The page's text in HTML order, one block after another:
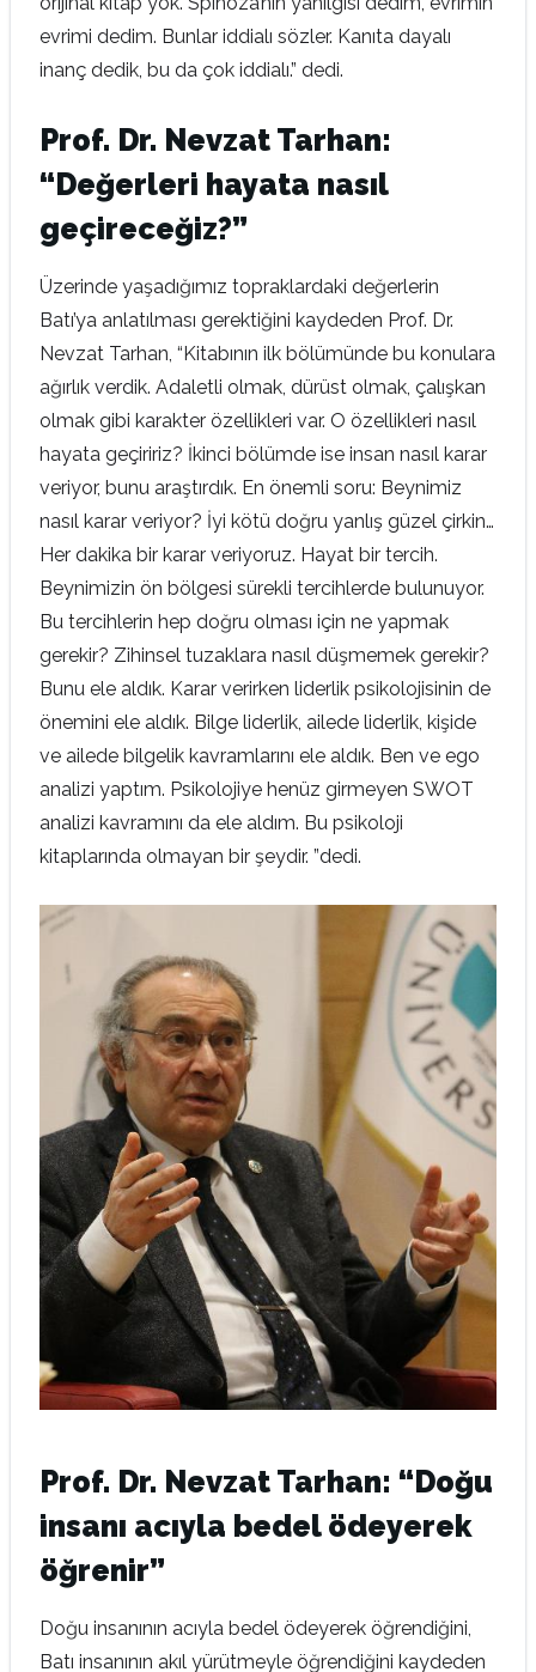
evrimi dedim. Bunlar iddialı sözler. Kanıta dayalı
inanç dedik, bu da çok iddialı.” dedi.
Prof. Dr. Nevzat Tarhan:
“Değerleri hayata nasıl
geçireceğiz?”
Üzerinde yaşadığımız topraklardaki değerlerin
Batı’ya anlatılması gerektiğini kaydeden Prof. Dr.
Nevzat Tarhan, “Kitabının ilk bölümünde bu konulara
ağırlık verdik. Adaletli olmak, dürüst olmak, çalışkan
olmak gibi karakter özellikleri var. O özellikleri nasıl
hayata geçiririz? İkinci bölümde ise insan nasıl karar
veriyor, bunu araştırdık. En önemli soru: Beynimiz
nasıl karar veriyor? İyi kötü doğru yanlış güzel çirkin…
Her dakika bir karar veriyoruz. Hayat bir tercih.
Beynimizin ön bölgesi sürekli tercihlerde bulunuyor.
Bu tercihlerin hep doğru olması için ne yapmak
gerekir? Zihinsel tuzaklara nasıl düşmemek gerekir?
Bunu ele aldık. Karar verirken liderlik psikolojisinin de
önemini ele aldık. Bilge liderlik, ailede liderlik, kişide
ve ailede bilgelik kavramlarını ele aldık. Ben ve ego
analizi yaptım. Psikolojiye henüz girmeyen SWOT
analizi kavramını da ele aldım. Bu psikoloji
kitaplarında olmayan bir şeydir. ”dedi.
Prof. Dr. Nevzat Tarhan: “Doğu
insanı acıyla bedel ödeyerek
öğrenir”
Doğu insanının acıyla bedel ödeyerek öğrendiğini,
Batı insanının akıl yürütmeyle öğrendiğini kaydeden